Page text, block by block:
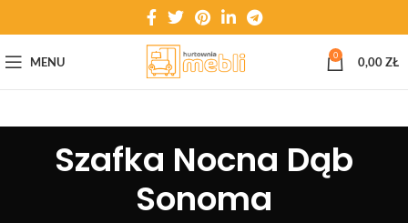
MENU 0 0,00ZŁ
Szafka Nocna Dąb
Sonoma